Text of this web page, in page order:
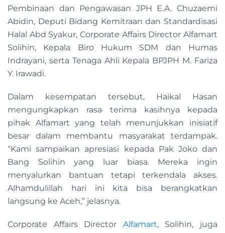
Pembinaan dan Pengawasan JPH E.A. Chuzaemi
Abidin, Deputi Bidang Kemitraan dan Standardisasi
Halal Abd Syakur, Corporate Affairs Director Alfamart
Solihin, Kepala Biro Hukum SDM dan Humas
Indrayani, serta Tenaga Ahli Kepala BPJPH M. Fariza
Y. Irawadi.
Dalam kesempatan tersebut, Haikal Hasan
mengungkapkan rasa terima kasihnya kepada
pihak Alfamart yang telah menunjukkan inisiatif
besar dalam membantu masyarakat terdampak.
“Kami sampaikan apresiasi kepada Pak Joko dan
Bang Solihin yang luar biasa. Mereka ingin
menyalurkan bantuan tetapi terkendala akses.
Alhamdulillah hari ini kita bisa berangkatkan
langsung ke Aceh,” jelasnya.
Corporate Affairs Director Alfamart, Solihin, juga